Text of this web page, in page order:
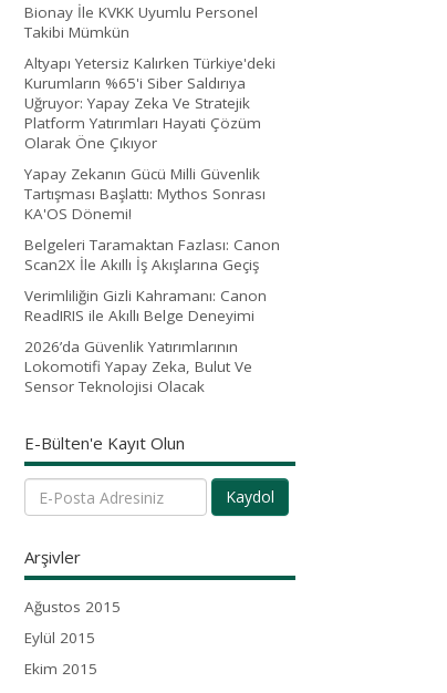
Bionay İle KVKK Uyumlu Personel
Takibi Mümkün
Altyapı Yetersiz Kalırken Türkiye'deki
Kurumların %65'i Siber Saldırıya
Uğruyor: Yapay Zeka Ve Stratejik
Platform Yatırımları Hayati Çözüm
Olarak Öne Çıkıyor
Yapay Zekanın Gücü Milli Güvenlik
Tartışması Başlattı: Mythos Sonrası
KA'OS Dönemi!
Belgeleri Taramaktan Fazlası: Canon
Scan2X İle Akıllı İş Akışlarına Geçiş
Verimliliğin Gizli Kahramanı: Canon
ReadIRIS ile Akıllı Belge Deneyimi
2026’da Güvenlik Yatırımlarının
Lokomotifi Yapay Zeka, Bulut Ve
Sensor Teknolojisi Olacak
E-Bülten'e Kayıt Olun
Kaydol
Arşivler
Ağustos 2015
Eylül 2015
Ekim 2015